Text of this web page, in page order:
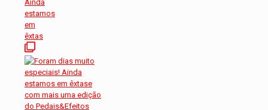
Ainda
estamos
em
êxtas